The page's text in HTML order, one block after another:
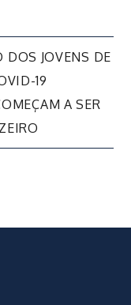
DOS JOVENS DE
19
A SER